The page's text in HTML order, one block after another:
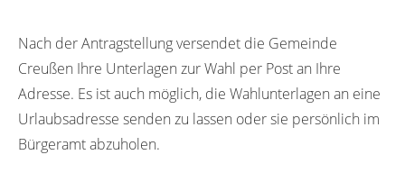
Nach der Antragstellung versendet die Gemeinde
Creußen Ihre Unterlagen zur Wahl per Post an Ihre
Adresse. Es ist auch möglich, die Wahlunterlagen an eine
Urlaubsadresse senden zu lassen oder sie persönlich im
Bürgeramt abzuholen.